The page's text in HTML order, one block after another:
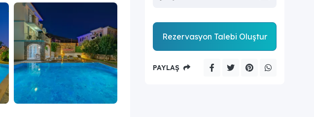
Rezervasyon Talebi Oluştur
PAYLAŞ